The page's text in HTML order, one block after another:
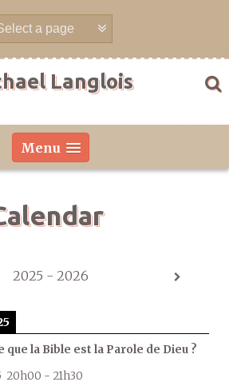
Langlois
Menu
2025 - 2026
que la Bible est la Parole de Dieu ?
20h00 - 21h30